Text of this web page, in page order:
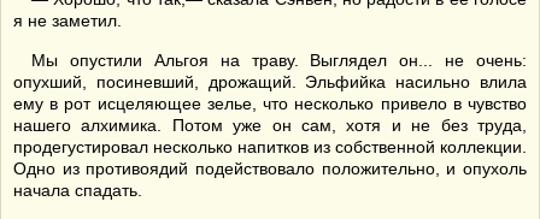
я не заметил.
Мы опустили Альгоя на траву. Выглядел он... не очень:
опухший, посиневший, дрожащий. Эльфийка насильно влила
ему в рот исцеляющее зелье, что несколько привело в чувство
нашего алхимика. Потом уже он сам, хотя и не без труда,
продегустировал несколько напитков из собственной коллекции.
Одно из противоядий подействовало положительно, и опухоль
начала спадать.